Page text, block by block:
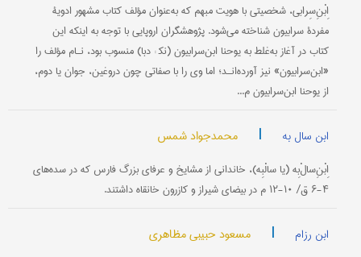
اِبْنِ‌سِرابی، شخصیتی با هویت مبهم که به‌عنوان مؤلف کتاب مشهور ادویۀ
مفردۀ سرابیون شناخته می‌شود. پژوهشگران اروپایی با توجه به اینکه این
کتاب در آغاز به‌غلط به یوحنا ابن‌سرابیون (نک‍ : دبا) منسوب بود، نـام مؤلف را
«ابن‌سرابیون» نیز آورده‌انـد؛ اما وی را با صفاتی چون دروغین، جوان یا دوم،
از یوحنا ابن‌سرابیون م...
ابن سال به | محمدجواد شمس
اِبْنِ‌سالْ‌بِه (یا سالْبِه)، خاندانی از مشایخ و عرفای بزرگ فارس که در سده‌های
۴-۶ ق/ ۱۰-۱۲ م در بیضای شیراز و کازرون خانقاه داشتند.
ابن رزام | مسعود حبیبی مظاهری